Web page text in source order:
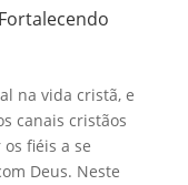
na vida cristã, e
canais cristãos
fiéis a se
Deus. Neste